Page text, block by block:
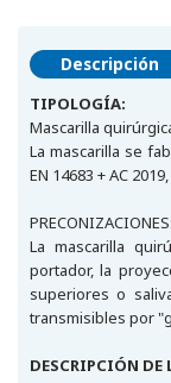
Descripción
TIPOLOGÍA:
Mascarilla
La mascarilla se
EN 14683 + AC
PRECONIZACIONES:
La mascarilla
portador, la
superiores o
transmisibles por
DESCRIPCIÓN DE